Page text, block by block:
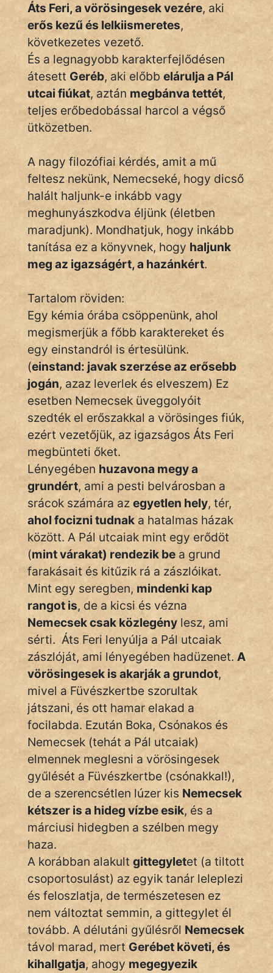
MAGYARSÁG
És
TÖRTÉNELEM
Népszerű szerzőink:
cinege
Hunor
Jób Gedeon
Láron Ádám
mikkamakka
nagyöreg
NapHold
Név nélkül
pszichopati
szegény legény
Hoffer Botond
szemfüles
Áts Feri, a vörösingesek vezére, aki
erős kezű és lelkiismeretes,
következetes vezető.
És a legnagyobb karakterfejlődésen
átesett Geréb, aki előbb elárulja a Pál
utcai fiúkat, aztán megbánva tettét,
teljes erőbedobással harcol a végső
ütközetben.
A nagy filozófiai kérdés, amit a mű
feltesz nekünk, Nemecseké, hogy dicső
halált haljunk-e inkább vagy
meghunyászkodva éljünk (életben
maradjunk). Mondhatjuk, hogy inkább
tanítása ez a könyvnek, hogy haljunk
meg az igazságért, a hazánkért.
Tartalom röviden:
Egy kémia órába csöppenünk, ahol
megismerjük a főbb karaktereket és
egy einstandról is értesülünk.
(einstand: javak szerzése az erősebb
jogán, azaz leverlek és elveszem) Ez
esetben Nemecsek üveggolyóit
szedték el erőszakkal a vörösinges fiúk,
ezért vezetőjük, az igazságos Áts Feri
megbünteti őket.
Lényegében huzavona megy a
grundért, ami a pesti belvárosban a
srácok számára az egyetlen hely, tér,
ahol focizni tudnak a hatalmas házak
között. A Pál utcaiak mint egy erődöt
(mint várakat) rendezik be a grund
farakásait és kitűzik rá a zászlóikat.
Mint egy seregben, mindenki kap
rangot is, de a kicsi és vézna
Nemecsek csak közlegény lesz, ami
sérti. Áts Feri lenyúlja a Pál utcaiak
zászlóját, ami lényegében hadüzenet. A
vörösingesek is akarják a grundot,
mivel a Füvészkertbe szorultak
játszani, és ott hamar elakad a
focilabda. Ezután Boka, Csónakos és
Nemecsek (tehát a Pál utcaiak)
elmennek meglesni a vörösingesek
gyűlését a Füvészkertbe (csónakkal!),
de a szerencsétlen lúzer kis Nemecsek
kétszer is a hideg vízbe esik, és a
márciusi hidegben a szélben megy
haza.
A korábban alakult gittegyletet (a tiltott
csoportosulást) az egyik tanár leleplezi
és feloszlatja, de természetesen ez
nem változtat semmin, a gittegylet él
tovább. A délutáni gyűlésről Nemecsek
távol marad, mert Gerébet követi, és
kihallgatja, ahogy megegyezik